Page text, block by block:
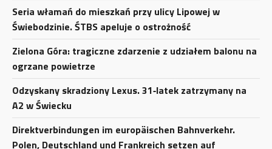
Seria włamań do mieszkań przy ulicy Lipowej w
Świebodzinie. ŚTBS apeluje o ostrożność
Zielona Góra: tragiczne zdarzenie z udziałem balonu na
ogrzane powietrze
Odzyskany skradziony Lexus. 31‑latek zatrzymany na
A2 w Świecku
Direktverbindungen im europäischen Bahnverkehr.
Polen, Deutschland und Frankreich setzen auf